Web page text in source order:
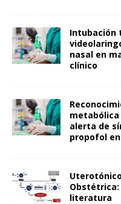
Intubación
nasal en
clínico
alerta de
propofol
Obstétrica:
literatura